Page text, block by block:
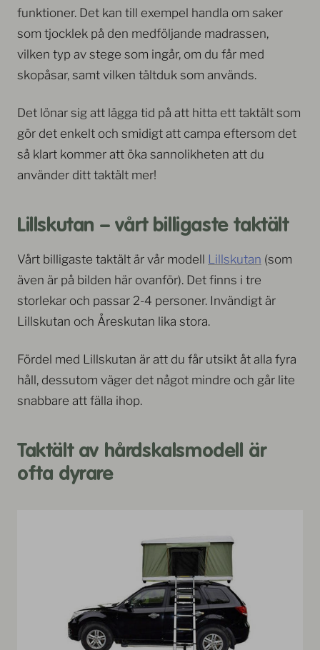
funktioner. Det kan till exempel handla om saker
som tjocklek på den medföljande madrassen,
vilken typ av stege som ingår, om du får med
skopåsar, samt vilken tältduk som används.
Det lönar sig att lägga tid på att hitta ett taktält som
gör det enkelt och smidigt att campa eftersom det
så klart kommer att öka sannolikheten att du
använder ditt taktält mer!
Lillskutan – vårt billigaste taktält
Vårt billigaste taktält är vår modell Lillskutan (som
även är på bilden här ovanför). Det finns i tre
storlekar och passar 2-4 personer. Invändigt är
Lillskutan och Åreskutan lika stora.
Fördel med Lillskutan är att du får utsikt åt alla fyra
håll, dessutom väger det något mindre och går lite
snabbare att fälla ihop.
Taktält av hårdskalsmodell är
ofta dyrare